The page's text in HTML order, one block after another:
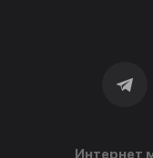
Интернет